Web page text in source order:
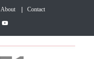
About Contact